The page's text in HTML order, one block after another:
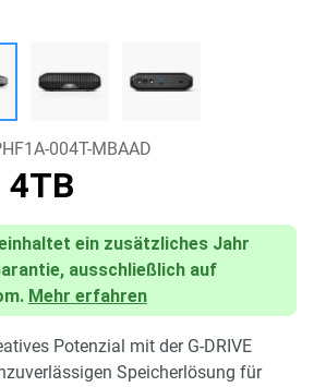
004T-MBAAD
4TB
ein zusätzliches Jahr
ausschließlich auf
Mehr erfahren
Potenzial mit der G-DRIVE
Speicherlösung für